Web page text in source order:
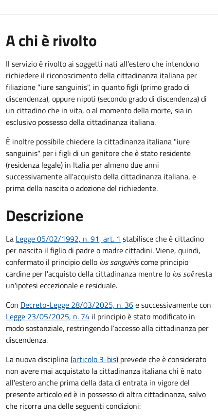
A chi è rivolto
Il servizio è rivolto ai soggetti nati all'estero che intendono
richiedere il riconoscimento della cittadinanza italiana per
filiazione "iure sanguinis", in quanto figli (primo grado di
discendenza), oppure nipoti (secondo grado di discendenza) di
un cittadino che in vita, o al momento della morte, sia in
esclusivo possesso della cittadinanza italiana.
È inoltre possibile chiedere la cittadinanza italiana "iure
sanguinis" per i figli di un genitore che è stato residente
(residenza legale) in Italia per almeno due anni
successivamente all'acquisto della cittadinanza italiana, e
prima della nascita o adozione del richiedente.
Descrizione
La Legge 05/02/1992, n. 91, art. 1 stabilisce che è cittadino
per nascita il figlio di padre o madre cittadini. Viene, quindi,
confermato il principio dello ius sanguiniscome principio
cardine per l'acquisto della cittadinanza mentre lo ius soliresta
un'ipotesi eccezionale e residuale.
Con Decreto-Legge 28/03/2025, n. 36e successivamente con
Legge 23/05/2025, n. 74 il principio è stato modificato in
modo sostanziale, restringendo l’accesso alla cittadinanza per
discendenza.
La nuova disciplina (articolo 3-bis) prevede cheèconsiderato
non avere mai acquistato la cittadinanza italiana chi è nato
all'estero anche prima della data di entrata in vigore del
presente articolo ed è in possesso di altra cittadinanza, salvo
che ricorra una delle seguenti condizioni: